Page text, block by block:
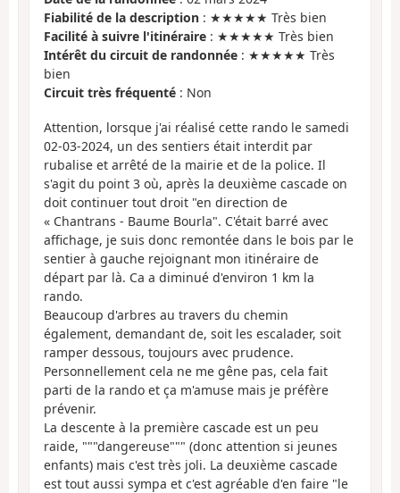
Fiabilité de la description : ★★★★★ Très bien
Facilité à suivre l'itinéraire : ★★★★★ Très bien
Intérêt du circuit de randonnée : ★★★★★ Très
bien
Circuit très fréquenté : Non
Attention, lorsque j'ai réalisé cette rando le samedi
02-03-2024, un des sentiers était interdit par
rubalise et arrêté de la mairie et de la police. Il
s'agit du point 3 où, après la deuxième cascade on
doit continuer tout droit "en direction de
« Chantrans - Baume Bourla". C'était barré avec
affichage, je suis donc remontée dans le bois par le
sentier à gauche rejoignant mon itinéraire de
départ par là. Ca a diminué d'environ 1 km la
rando.
Beaucoup d'arbres au travers du chemin
également, demandant de, soit les escalader, soit
ramper dessous, toujours avec prudence.
Personnellement cela ne me gêne pas, cela fait
parti de la rando et ça m'amuse mais je préfère
prévenir.
La descente à la première cascade est un peu
raide, """dangereuse""" (donc attention si jeunes
enfants) mais c'est très joli. La deuxième cascade
est tout aussi sympa et c'est agréable d'en faire "le